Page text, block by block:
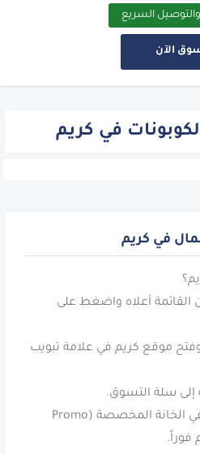
السريع
الآن
في كريم
في كريم
القائمة أعلاه واضغط على
موقع كريم في علامة تبويب
4. عند الدفع، الصق الكود في الخانة المخصصة (Promo